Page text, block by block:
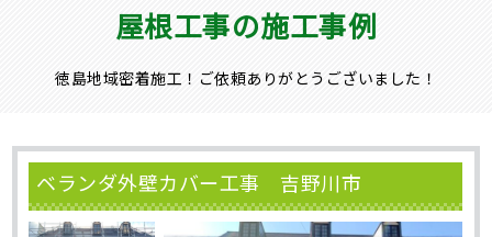
屋根工事の施工事例
徳島地域密着施工！ご依頼ありがとうございました！
ベランダ外壁カバー工事 吉野川市